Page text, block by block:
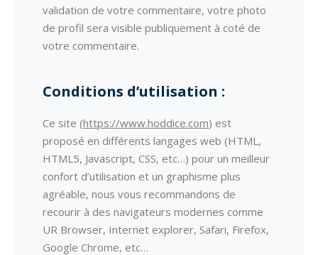
validation de votre commentaire, votre photo
de profil sera visible publiquement à coté de
votre commentaire.
Conditions d’utilisation :
Ce site (https://www.hoddice.com) est
proposé en différents langages web (HTML,
HTML5, Javascript, CSS, etc…) pour un meilleur
confort d’utilisation et un graphisme plus
agréable, nous vous recommandons de
recourir à des navigateurs modernes comme
UR Browser, Internet explorer, Safari, Firefox,
Google Chrome, etc…